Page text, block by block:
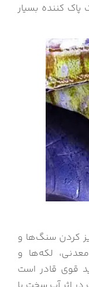
پاک کننده بسیار
کردن سنگ‌ها و
لکه‌ها و
قوی قادر است